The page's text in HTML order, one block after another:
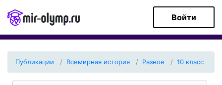
Войти
Публикации Всемирная история Разное 10 класс